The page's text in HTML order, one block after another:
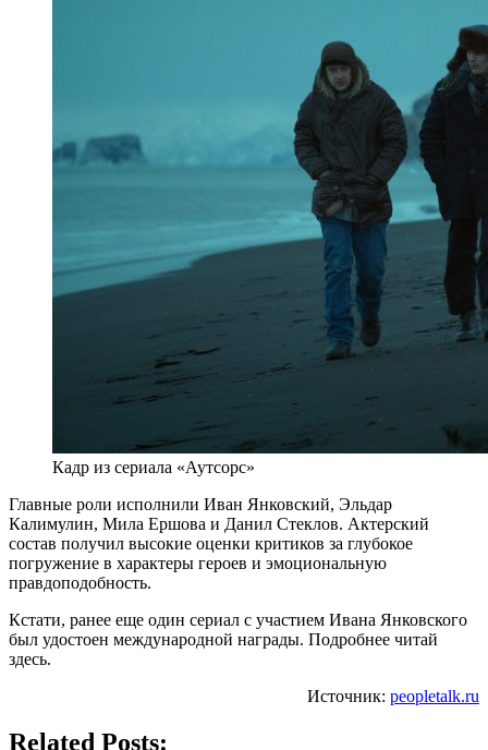
Кадр из сериала «Аутсорс»
Главные роли исполнили Иван Янковский, Эльдар
Калимулин, Мила Ершова и Данил Стеклов. Актерский
состав получил высокие оценки критиков за глубокое
погружение в характеры героев и эмоциональную
правдоподобность.
Кстати, ранее еще один сериал с участием Ивана Янковского
был удостоен международной награды. Подробнее читай
здесь.
Источник: peopletalk.ru
Related Posts: